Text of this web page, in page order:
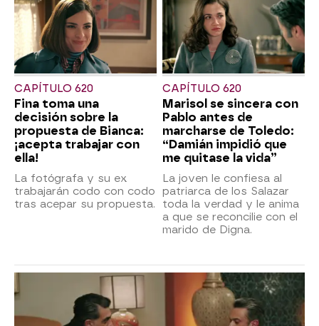
CAPÍTULO 620
Fina toma una
decisión sobre la
propuesta de Bianca:
¡acepta trabajar con
ella!
La fotógrafa y su ex
trabajarán codo con codo
tras acepar su propuesta.
CAPÍTULO 620
Marisol se sincera con
Pablo antes de
marcharse de Toledo:
“Damián impidió que
me quitase la vida”
La joven le confiesa al
patriarca de los Salazar
toda la verdad y le anima
a que se reconcilie con el
marido de Digna.